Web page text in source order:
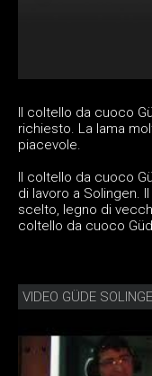
Il coltello da cuoco
richiesto. La lama
piacevole.
Il coltello da cuoco
di lavoro a Solingen.
scelto, legno di
coltello da cuoco
VIDEO GÜDE